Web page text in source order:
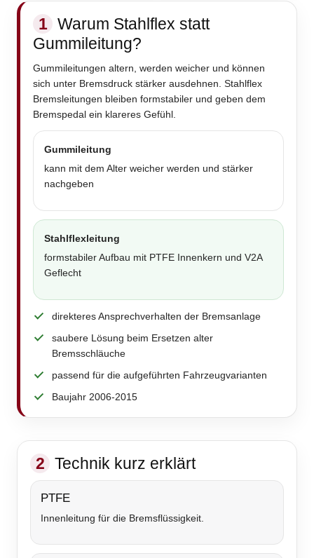
1 Warum Stahlflex statt
Gummileitung?
Gummileitungen altern, werden weicher und können
sich unter Bremsdruck stärker ausdehnen. Stahlflex
Bremsleitungen bleiben formstabiler und geben dem
Bremspedal ein klareres Gefühl.
Gummileitung
kann mit dem Alter weicher werden und stärker
nachgeben
Stahlflexleitung
formstabiler Aufbau mit PTFE Innenkern und V2A
Geflecht
direkteres Ansprechverhalten der Bremsanlage
saubere Lösung beim Ersetzen alter
Bremsschläuche
passend für die aufgeführten Fahrzeugvarianten
Baujahr 2006-2015
2 Technik kurz erklärt
PTFE
Innenleitung für die Bremsflüssigkeit.